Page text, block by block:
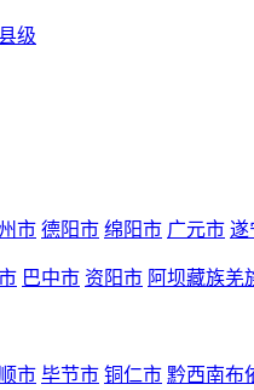
级
市 德阳市 绵阳市 广元市 遂
巴中市 资阳市 阿坝藏族羌
市 毕节市 铜仁市 黔西南布